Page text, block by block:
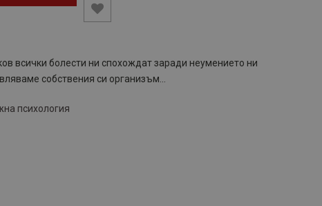
всички болести ни спохождат заради неумението ни
собствения си организъм...
психология